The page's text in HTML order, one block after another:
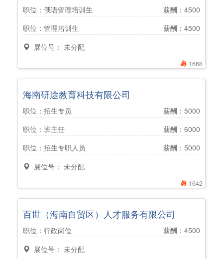
1668
职位：俄语管理培训生
薪酬：4500
职位：管理培训生
薪酬：4500
展位号： 未分配
1642
海南研途教育科技有限公司
职位：招生专员
薪酬：5000
职位：班主任
薪酬：6000
职位：招生专职人员
薪酬：5000
展位号： 未分配
百世（海南自贸区）人才服务有限公司
职位：行政岗位
薪酬：4500
展位号： 未分配